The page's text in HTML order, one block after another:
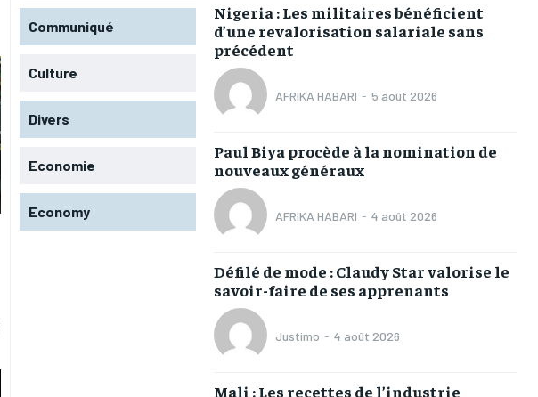
IT-ADMIN
TOGOREPORT
L’INTEGRAL
LOMEBOUGEINFO
NOUVELLE D’AFRIQUE
LEDEFENSEURINFO
ACTU LOMÉ
IT-ADMIN
TOGOREPORT
L’INTEGRAL
LOMEBOUGEINFO
NOUVELLE D’AFRIQUE
LEDEFENSEURINFO
ACTU LOMÉ
IT-ADMIN
TOGOREPORT
L’INTEGRAL
LOMEBOUGEINFO
NOUVELLE D’AFRIQUE
LEDEFENSEURINFO
ACTU LOMÉ
IT-ADMIN
TOGOREPORT
L’INTEGRAL
LOMEBOUGEINFO
NOUVELLE D’AFRIQUE
LEDEFENSEURINFO
ACTU LOMÉ
Communiqué
Culture
Divers
Economie
Economy
Nigeria : Les militaires bénéficient
d’une revalorisation salariale sans
précédent
AFRIKA HABARI - 5 août 2026
Paul Biya procède à la nomination de
nouveaux généraux
AFRIKA HABARI - 4 août 2026
Défilé de mode : Claudy Star valorise le
savoir-faire de ses apprenants
Justimo - 4 août 2026
Mali : Les recettes de l’industrie